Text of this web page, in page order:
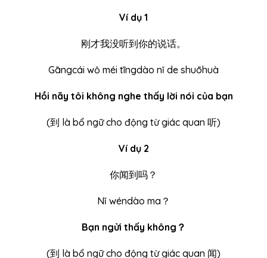
Ví dụ 1
刚才我没听到你的说话。
Gāngcái wǒ méi tīngdào nǐ de shuōhuà
Hồi nãy tôi không nghe thấy lời nói của bạn
(到 là bổ ngữ cho động từ giác quan 听)
Ví dụ 2
你闻到吗？
Nǐ wéndào ma？
Bạn ngửi thấy không？
(到 là bổ ngữ cho động từ giác quan 闻)